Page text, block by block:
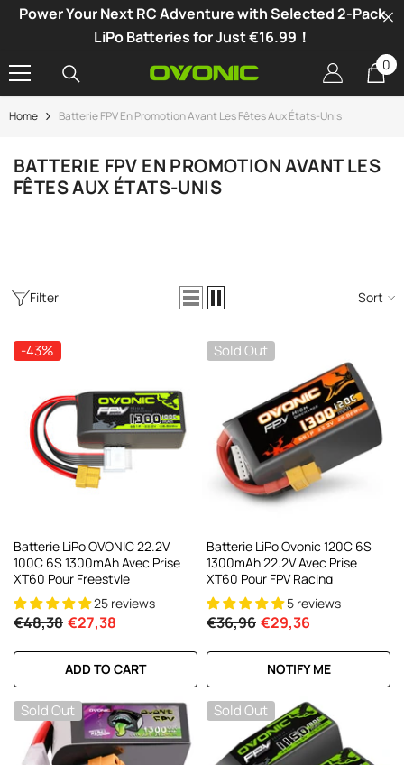
SKIP TO CONTENT
Power Your Next RC Adventure with Selected 2-Pack
LiPo Batteries for Just €16.99！
00
Home Batterie FPV En Promotion Avant Les Fêtes Aux États-Unis
BATTERIE FPV EN PROMOTION AVANT LES
FÊTES AUX ÉTATS-UNIS
-34%
LiPo Double Canal Ovonic X1
DC300Wx2 15A, Chargeur
Pour Batteries RC Et FPV
21 reviews
€106,59
Filter Sort
-43%
Batterie LiPo OVONIC 22.2V
100C 6S 1300mAh Avec Prise
XT60 Pour Freestyle
25 reviews
€48,38 €27,38
ADD TO CART
Sold Out
Batterie LiPo Ovonic 120C 6S
1300mAh 22.2V Avec Prise
XT60 Pour FPV Racing
5 reviews
€36,96 €29,36
NOTIFY ME
Sold Out Sold Out